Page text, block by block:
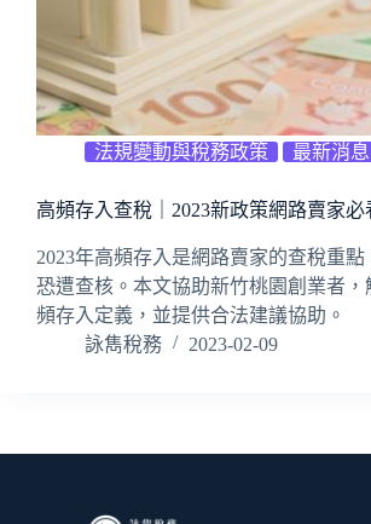
法規變動與稅務政策 最新消息
高頻存入查稅｜2023新政策網路賣家必
2023年高頻存入是網路賣家的查稅重點
恐遭查核。本文協助新竹桃園創業者，
頻存入定義，並提供合法建議協助。
詠雋稅務
2023-02-09